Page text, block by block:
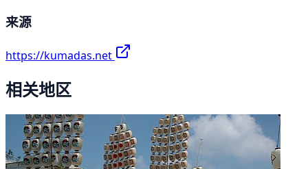
来源
https://kumadas.net
相关地区